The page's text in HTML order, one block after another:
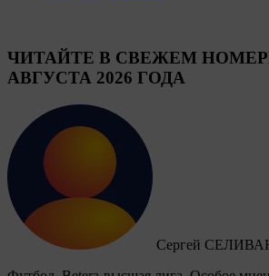
ЧИТАЙТЕ В СВЕЖЕМ
АВГУСТА 2026 ГОДА
Сергей